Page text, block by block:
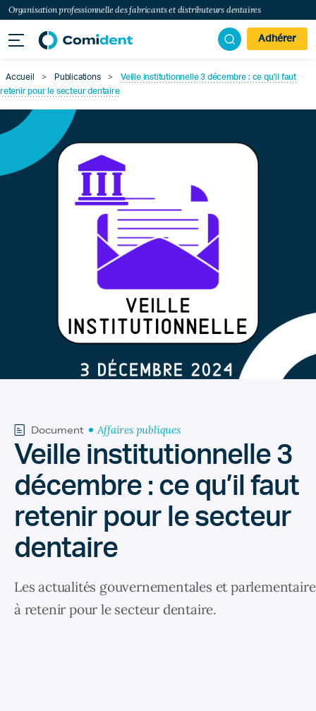
Organisation professionnelle des fabricants et distributeurs dentaires
Adhérer
Accueil > Publications >
Veille institutionnelle 3 décembre : ce qu’il faut
retenir pour le secteur dentaire
Document Affaires publiques
Veille institutionnelle 3
décembre : ce qu’il faut
retenir pour le secteur
dentaire
Les actualités gouvernementales et
à retenir pour le secteur dentaire.